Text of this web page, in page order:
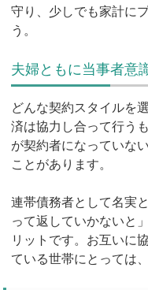
守り、少しでも家計に
う。
夫婦ともに当事者意
どんな契約スタイルを
済は協力し合って行う
が契約者になっていな
ことがあります。
連帯債務者として名実
って返していかないと
リットです。お互いに
ている世帯にとっては